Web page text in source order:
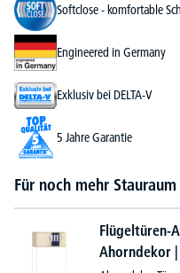
Softclose - komfortable
Engineered in Germany
Exklusiv bei DELTA-V
5 Jahre Garantie
Für noch mehr Stauraum
Flügeltüren-
Ahorndekor |